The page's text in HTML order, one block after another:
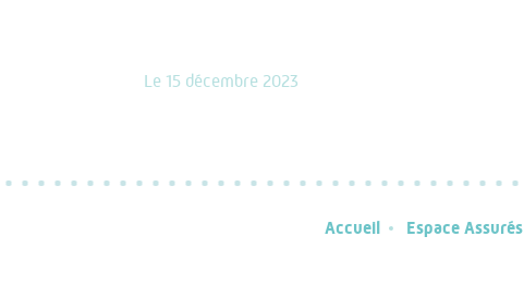
Le 15 décembre 2023
Accueil Espace Assurés